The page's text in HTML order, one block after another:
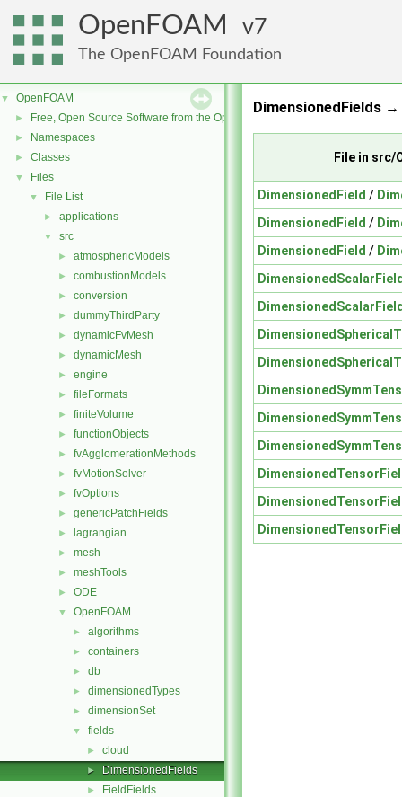
OpenFOAM 7
The OpenFOAM Foundation
▼ OpenFOAM
► Free, Open Source Software from the OpenFOAM Foundation
► Namespaces
► Classes
▼ Files
▼ File List
► applications
▼ src
► atmosphericModels
► combustionModels
► conversion
► dummyThirdParty
► dynamicFvMesh
► dynamicMesh
► engine
► fileFormats
► finiteVolume
► functionObjects
► fvAgglomerationMethods
► fvMotionSolver
► fvOptions
► genericPatchFields
► lagrangian
► mesh
► meshTools
► ODE
▼ OpenFOAM
► algorithms
► containers
► db
► dimensionedTypes
► dimensionSet
▼ fields
► cloud
► DimensionedFields
► FieldFields
DimensionedFields
File in src/
DimensionedField /
DimensionedField /
DimensionedField /